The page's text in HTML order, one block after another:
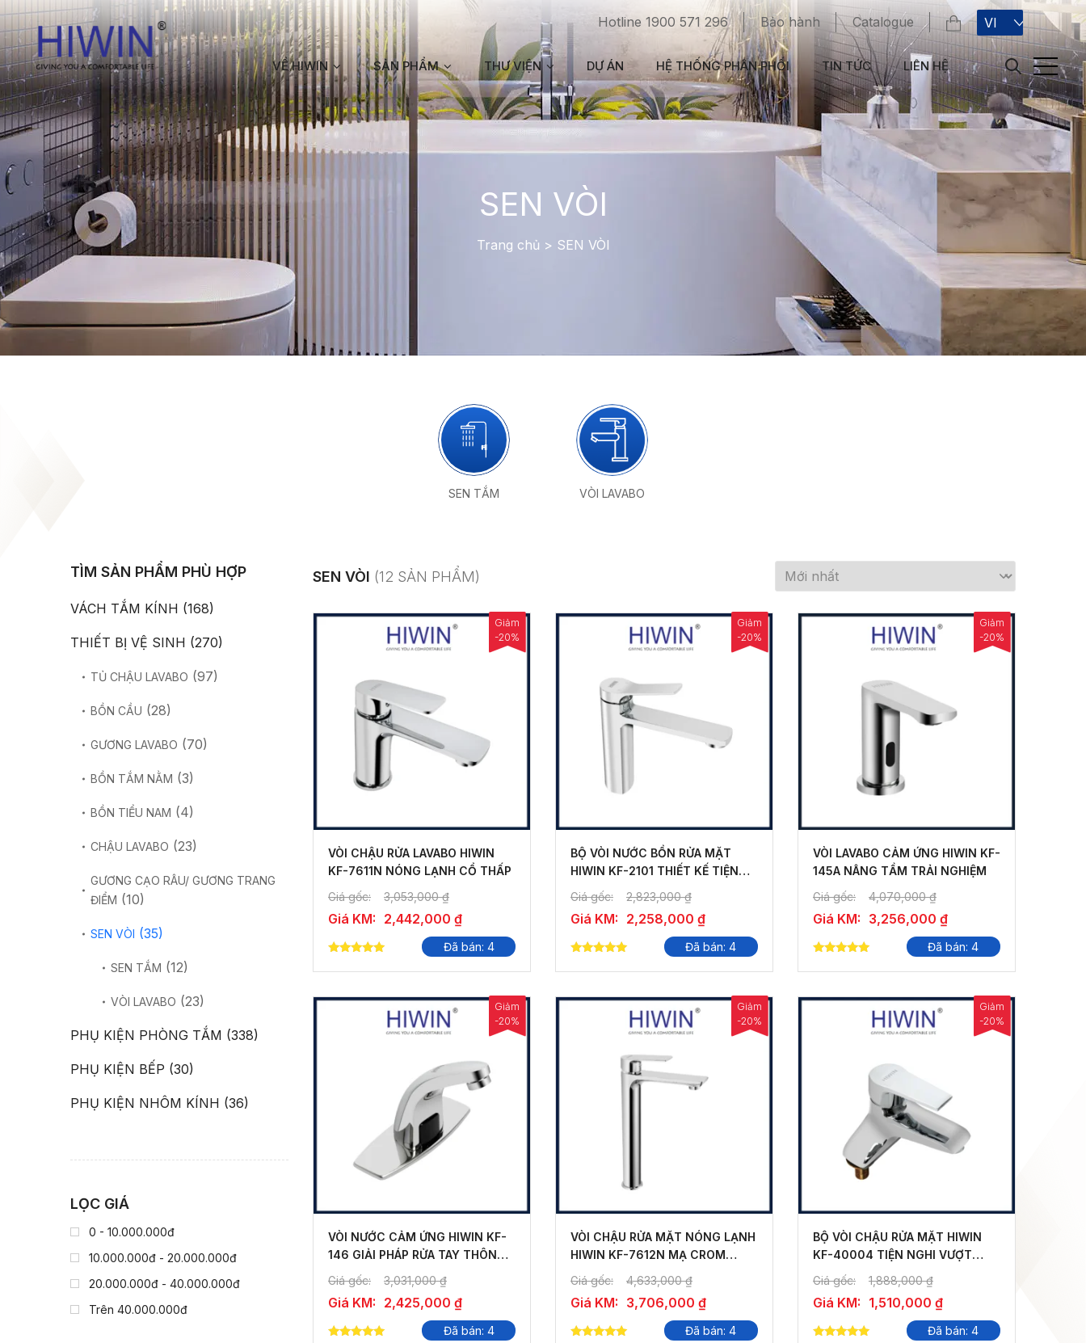
Hotline 1900 571 296 Bảo hành Catalogue VI
VỀ HIWIN SẢN PHẨM THƯ VIỆN DỰ ÁN HỆ THỐNG PHÂN PHỐI TIN TỨC LIÊN HỆ
SEN VÒI
Trang chủ > SEN VÒI
SEN TẮM VÒI LAVABO
SEN VÒI (12 SẢN PHẨM)
VÒI CHẬU RỬA LAVABO HIWIN
KF-7611N NÓNG LẠNH CỔ THẤP
Giá gốc:
3,053,000₫
Giá KM: 2,442,000 ₫
Giảm
-20%
out of 5
Đã bán: 4
BỘ VÒI NƯỚC BỒN RỬA MẶT
HIWIN KF-2101 THIẾT KẾ TIỆN
DỤNG
Giá gốc: 2,823,000₫
Giá KM: 2,258,000 ₫
Giảm
-20%
out of 5
Đã bán: 4
VÒI LAVABO CẢM ỨNG HIWIN KF-
145A NÂNG TẦM TRẢI NGHIỆM
Giá gốc:
4,070,000₫
Giá KM: 3,256,000 ₫
Giảm
-20%
out of 5
Đã bán: 4
VÒI NƯỚC CẢM ỨNG HIWIN KF-
146 GIẢI PHÁP RỬA TAY THÔNG
Giá gốc: 3,031,000₫
Giá KM: 2,425,000 ₫
Giảm
-20%
Đã bán: 4
VÒI CHẬU RỬA MẶT NÓNG LẠNH
HIWIN KF-7612N MẠ CROM
SÁNG ĐẸP
Giá gốc: 4,633,000₫
Giá KM: 3,706,000 ₫
Giảm
-20%
Đã bán: 4
BỘ VÒI CHẬU RỬA MẶT HIWIN
KF-40004 TIỆN NGHI VƯỢT
Giá gốc: 1,888,000₫
Giá KM: 1,510,000 ₫
Giảm
-20%
Đã bán: 4
TÌM SẢN PHẨM PHÙ HỢP
VÁCH TẮM KÍNH (168)
THIẾT BỊ VỆ SINH (270)
TỦ CHẬU LAVABO (97)
BỒN CẦU (28)
GƯƠNG LAVABO (70)
BỒN TẮM NẰM (3)
BỒN TIỂU NAM (4)
CHẬU LAVABO (23)
GƯƠNG CẠO RÂU/ GƯƠNG TRANG
ĐIỂM (10)
SEN VÒI (35)
SEN TẮM (12)
VÒI LAVABO (23)
PHỤ KIỆN PHÒNG TẮM (338)
PHỤ KIỆN BẾP (30)
PHỤ KIỆN NHÔM KÍNH (36)
LỌC GIÁ
0 - 10.000.000đ
10.000.000đ - 20.000.000đ
20.000.000đ - 40.000.000đ
Trên 40.000.000đ